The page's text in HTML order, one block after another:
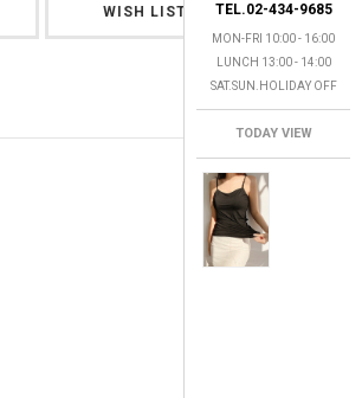
TEL.02-434-9685
MON-FRI 10:00 - 16:00
LUNCH 13:00 - 14:00
SAT.SUN.HOLIDAY OFF
TODAY VIEW
WISH LIST